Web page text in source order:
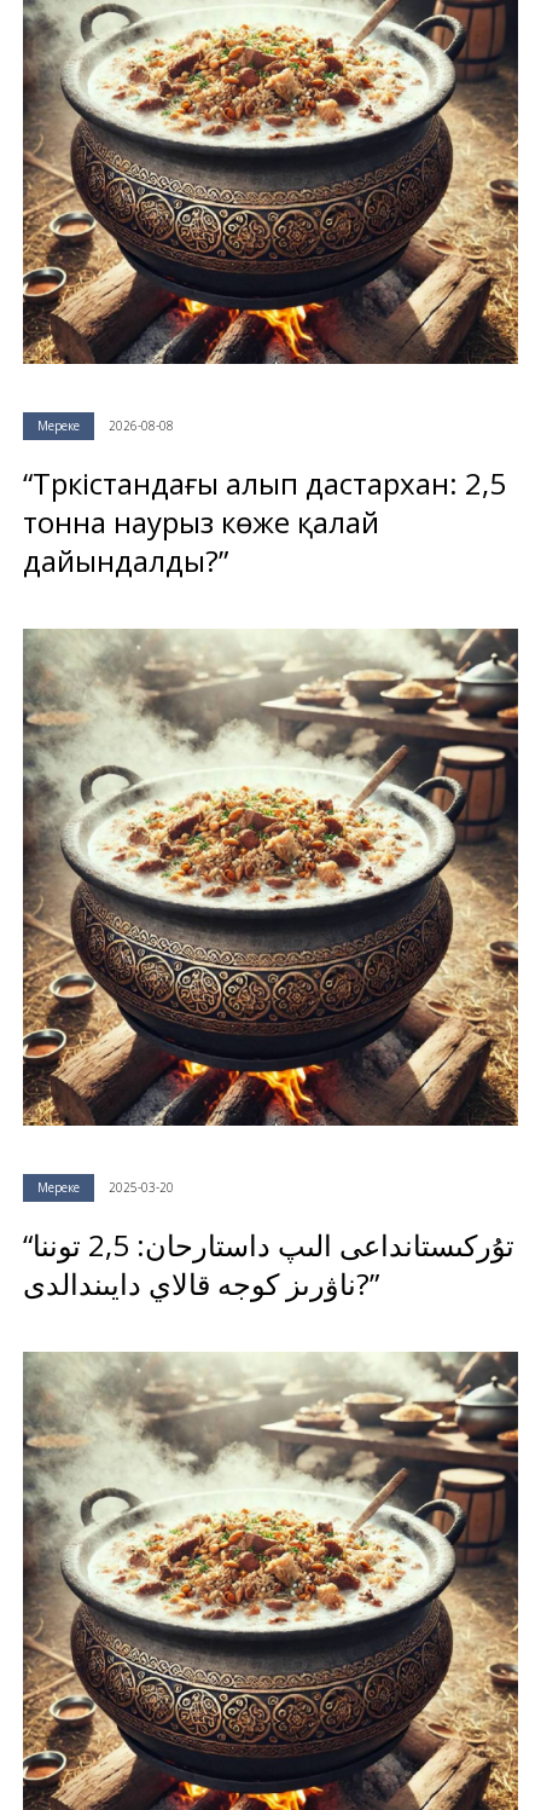
Мереке 2026-08-08
“Түркістандағы алып дастархан: 2,5
тонна наурыз көже қалай
дайындалды?”
Мереке 2025-03-20
“تۇركىستانداعى الىپ داستارحان: 2,5 توننا
ناۋرىز كوجە قالاي دايىندالدى?”